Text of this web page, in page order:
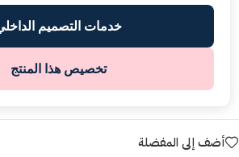
خدمات التصميم
تخصيص هذا المنتج
أضف إلى المفضلة